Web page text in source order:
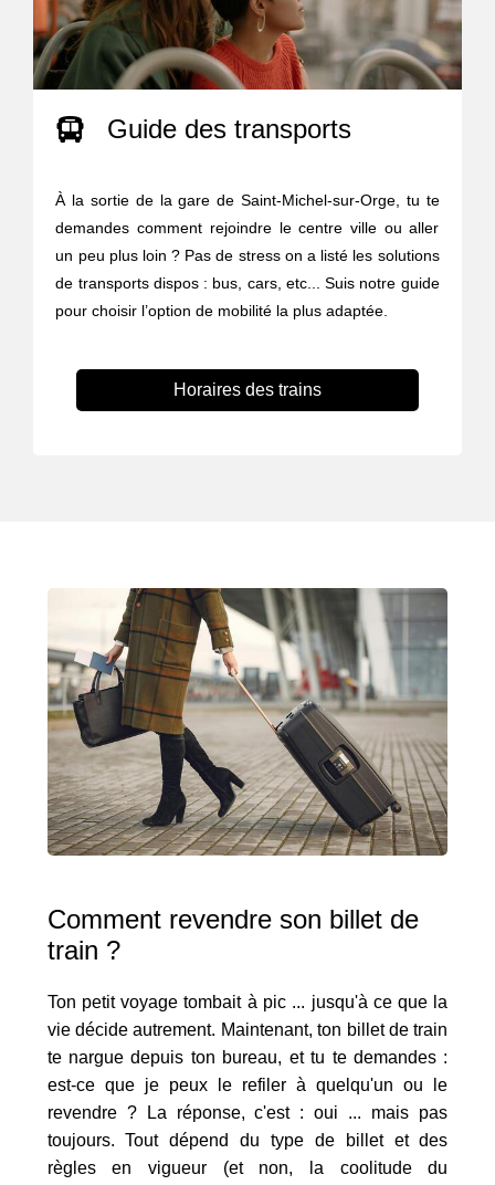
Guide des transports
À la sortie de la gare de Saint-Michel-sur-Orge, tu te
demandes comment rejoindre le centre ville ou aller
un peu plus loin ? Pas de stress on a listé les solutions
de transports dispos : bus, cars, etc... Suis notre guide
pour choisir l’option de mobilité la plus adaptée.
Horaires des trains
Comment revendre son billet de
train ?
Ton petit voyage tombait à pic ... jusqu'à ce que la
vie décide autrement. Maintenant, ton billet de train
te nargue depuis ton bureau, et tu te demandes :
est-ce que je peux le refiler à quelqu'un ou le
revendre ? La réponse, c'est : oui ... mais pas
toujours. Tout dépend du type de billet et des
règles en vigueur (et non, la coolitude du